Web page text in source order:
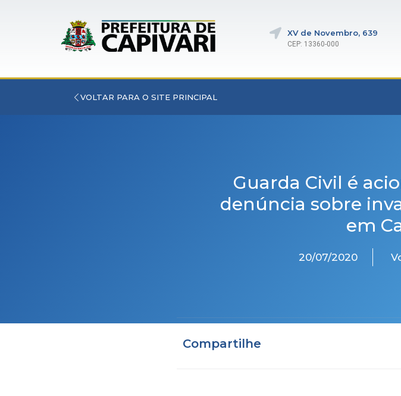
XV de Novembro, 639
CEP: 13360-000
VOLTAR PARA O SITE PRINCIPAL
Guarda Civil é
denúncia sobre
em
20/07/2020
Compartilhe